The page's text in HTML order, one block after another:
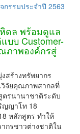
กรรมประจำปี 2563
ดล พร้อมดูแล
บบ Customer-
ภาพองค์กรสู่
สร้างทรัพยากร
จัยคุณภาพสากลที่
ตรนานาชาติระดับ
ญญาโท 18
หลักสูตร ทำให้
กรชาวต่างชาติใน